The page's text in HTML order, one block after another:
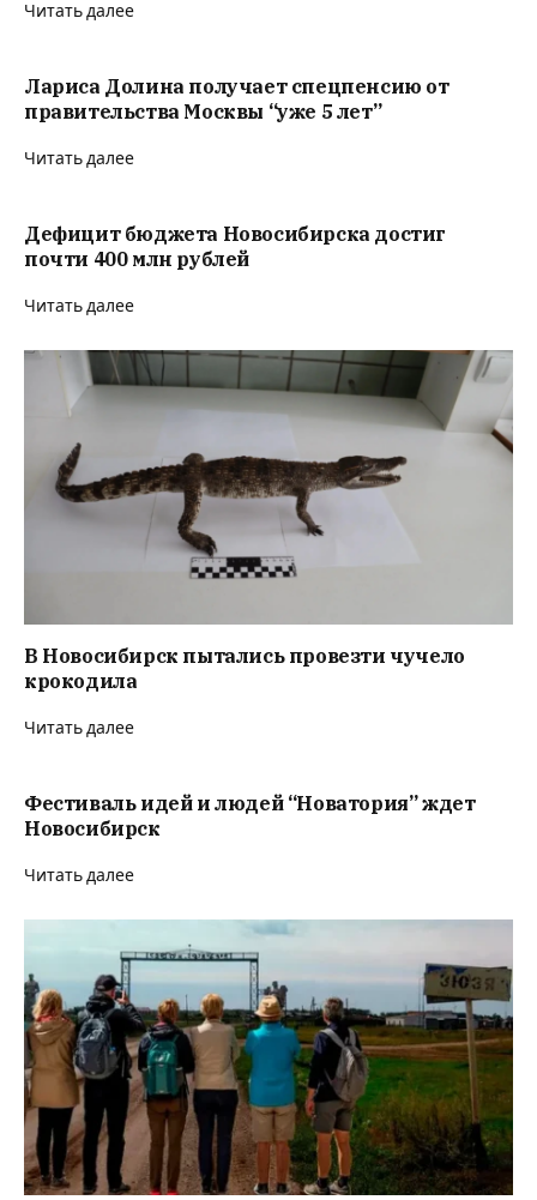
Читать далее
Лариса Долина получает спецпенсию от
правительства Москвы “уже 5 лет”
Читать далее
Дефицит бюджета Новосибирска достиг
почти 400 млн рублей
Читать далее
В Новосибирск пытались провезти чучело
крокодила
Читать далее
Фестиваль идей и людей “Новатория” ждет
Новосибирск
Читать далее